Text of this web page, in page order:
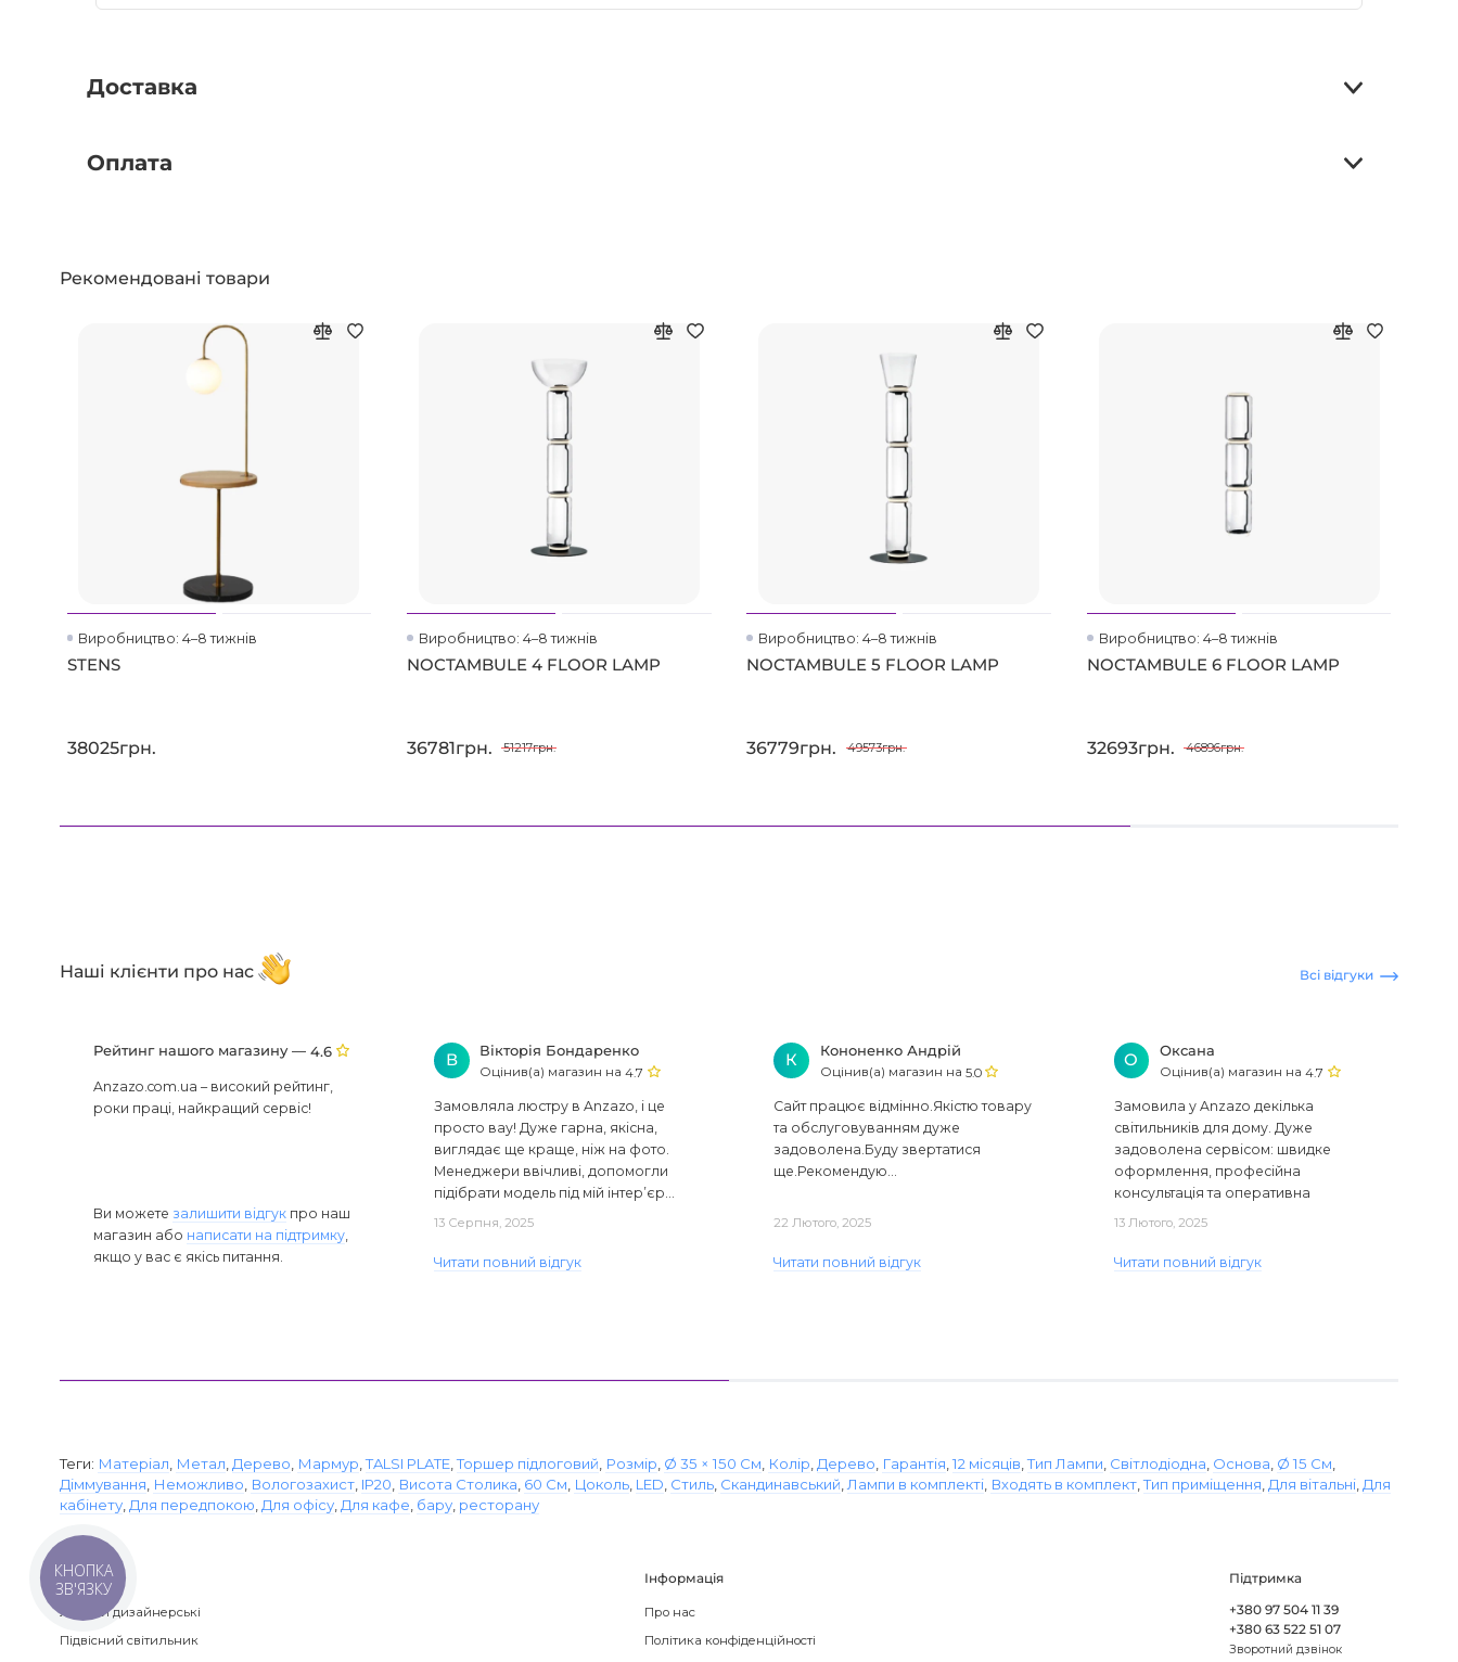
Доставка
Оплата
Рекомендовані товари
Виробництво: 4–8 тижнів
STENS
38025грн.
Виробництво: 4–8 тижнів
NOCTAMBULE 4 FLOOR LAMP
36781грн. 51217грн.
Виробництво: 4–8 тижнів
NOCTAMBULE 5 FLOOR LAMP
36779грн. 49573грн.
Виробництво: 4–8 тижнів
NOCTAMBULE 6 FLOOR LAMP
32693грн. 46896грн.
Наші клієнти про нас Всі відгуки
Рейтинг нашого магазину —4.6
Anzazo.com.ua – високий рейтинг,
роки праці, найкращий сервіс!
Ви можете залишити відгук про наш
магазин або написати на підтримку
якщо у вас є якісь питання.
В
Вікторія Бондаренко
Оцінив(а) магазин на4.7
Замовляла люстру в Anzazo, і це
просто вау! Дуже гарна, якісна,
виглядає ще краще, ніж на фото.
Менеджери ввічливі, допомогли
підібрати модель під мій інтер’єр...
13 Серпня, 2025
Читати повний відгук
К
Кононенко Андрій
Оцінив(а) магазин на 5.0
Сайт працює відмінно.Якістю товару
та обслуговуванням дуже
задоволена.Буду звертатися
ще.Рекомендую...
22 Лютого, 2025
Читати повний відгук
О
Оксана
Оцінив(а) магазин на4.7
Замовила у Anzazo декілька
світильників для дому. Дуже
задоволена сервісом: швидке
оформлення, професійна
консультація та оперативна
13 Лютого, 2025
Читати повний відгук
Теги: Матеріал Метал Дерево Мармур ,TALSI PLATE ,Торшер підлоговий Розмір Ø 35 × 150 См Колір Дерево Гарантія ,12 місяців ,Тип Лампи Світлодіодна Основа Ø 15 См
Діммування Неможливо Вологозахист IP20 Висота Столика 60 См Цоколь LED Стиль Скандинавський Лампи в комплекті Входять в комплект ,Тип приміщення Для вітальні Для
кабінету Для передпокою Для офісу Для кафе бару ресторану
Категорії
Люстри дизайнерські
Підвісний світильник
Інформація
Про нас
Політика конфіденційності
Підтримка
+380 97 504 11 39
+380 63 522 51 07
Зворотний дзвінок
КНОПКА
ЗВ'ЯЗКУ